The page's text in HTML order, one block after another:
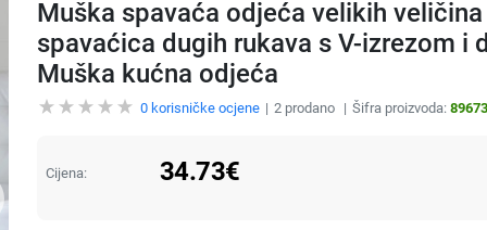
Muška spavaća odjeća velikih
spavaćica dugih rukava s V-izrezom i
Muška kućna odjeća
0korisničke ocjene 2prodano Šifra proizvoda:
Cijena: 34.73€